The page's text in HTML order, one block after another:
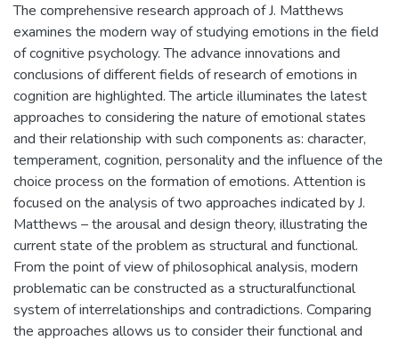
The comprehensive research approach of J. Matthews
examines the modern way of studying emotions in the field
of cognitive psychology. The advance innovations and
conclusions of different fields of research of emotions in
cognition are highlighted. The article illuminates the latest
approaches to considering the nature of emotional states
and their relationship with such components as: character,
temperament, cognition, personality and the influence of the
choice process on the formation of emotions. Attention is
focused on the analysis of two approaches indicated by J.
Matthews – the arousal and design theory, illustrating the
current state of the problem as structural and functional.
From the point of view of philosophical analysis, modern
problematic can be constructed as a structuralfunctional
system of interrelationships and contradictions. Comparing
the approaches allows us to consider their functional and